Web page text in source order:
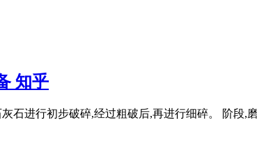
知乎
石进行初步破碎,经过粗破后,再进行细碎。 阶段,